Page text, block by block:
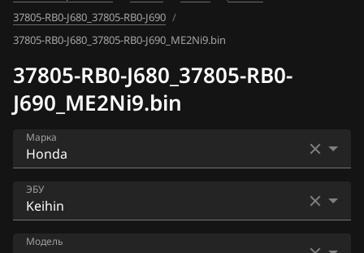
37805-RB0-J680_37805-RB0-J690 /
37805-RB0-J680_37805-RB0-J690_ME2Ni9.bin
37805-RB0-J680_37805-RB0-
J690_ME2Ni9.bin
Марка
Acura
Alfa Romeo
ЭБУ
Bosch EDC17C58
Модель